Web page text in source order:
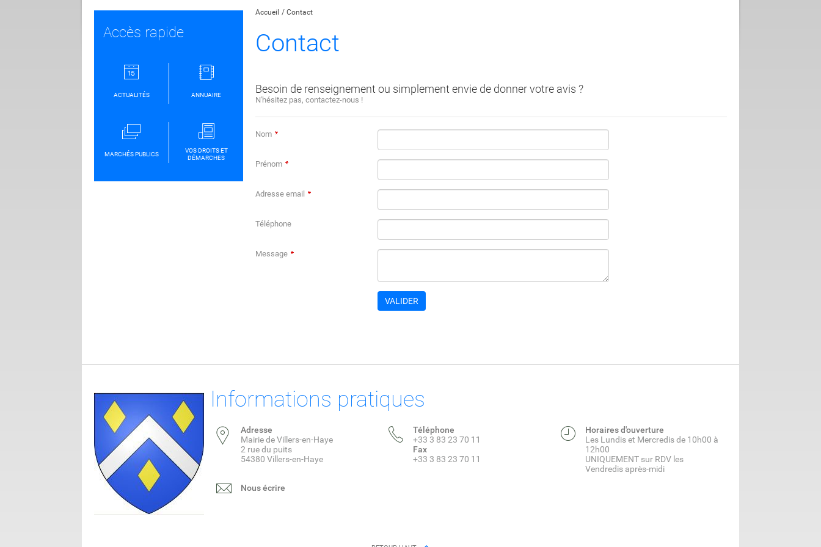
Accueil Contact
Contact
Besoin de renseignement ou simplement envie de donner votre avis ?
N'hésitez pas, contactez-nous !
Nom
Prénom
Adresse email
Téléphone
Message
Accès rapide
ACTUALITÉS ANNUAIRE
MARCHÉS PUBLICS
VOS DROITS ET
DÉMARCHES
Informations pratiques
Adresse
Mairie de Villers-en-Haye
2 rue du puits
54380 Villers-en-Haye
Nous écrire
Téléphone
+33 3 83 23 70 11
Fax
+33 3 83 23 70 11
Horaires d'ouverture
Les Lundis et Mercredis de 10h00 à
12h00
UNIQUEMENT sur RDV les
Vendredis après-midi